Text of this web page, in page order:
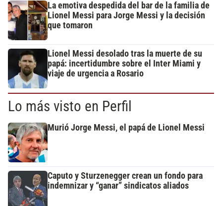
La emotiva despedida del bar de la familia de
Lionel Messi para Jorge Messi y la decisión
que tomaron
Lionel Messi desolado tras la muerte de su
papá: incertidumbre sobre el Inter Miami y
viaje de urgencia a Rosario
Lo más visto en Perfil
Murió Jorge Messi, el papá de Lionel Messi
Caputo y Sturzenegger crean un fondo para
indemnizar y “ganar” sindicatos aliados